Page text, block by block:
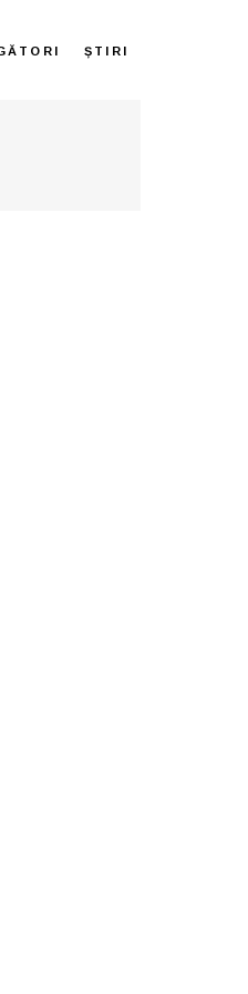
ȘTIRI